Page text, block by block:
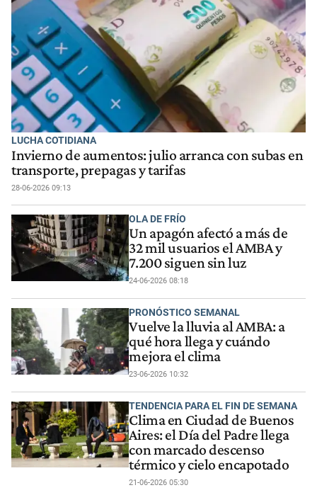
LUCHA COTIDIANA
Invierno de aumentos: julio arranca con subas en
transporte, prepagas y tarifas
28-06-2026 09:13
OLA DE FRÍO
Un apagón afectó a más de
32 mil usuarios el AMBA y
7.200 siguen sin luz
24-06-2026 08:18
PRONÓSTICO SEMANAL
Vuelve la lluvia al AMBA: a
qué hora llega y cuándo
mejora el clima
23-06-2026 10:32
TENDENCIA PARA EL FIN DE SEMANA
Clima en Ciudad de Buenos
Aires: el Día del Padre llega
con marcado descenso
térmico y cielo encapotado
21-06-2026 05:30